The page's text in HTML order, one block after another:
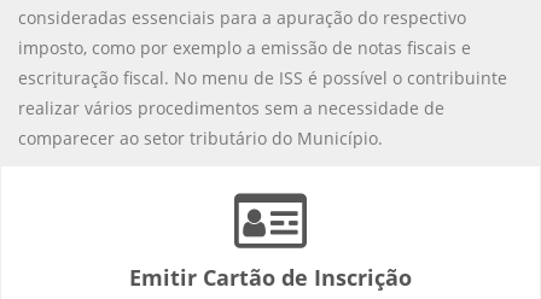
consideradas essenciais para a apuração do respectivo
imposto, como por exemplo a emissão de notas fiscais e
escrituração fiscal. No menu de ISS é possível o contribuinte
realizar vários procedimentos sem a necessidade de
comparecer ao setor tributário do Município.
Emitir Cartão de Inscrição